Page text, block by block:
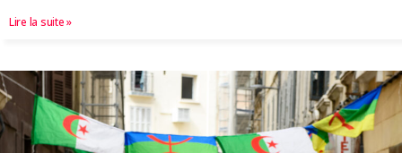
Lire la suite »